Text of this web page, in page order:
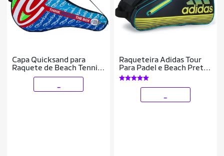
Capa Quicksand para
Raquete de Beach Tennis
Colors
Raqueteira Adidas Tour
Para Padel e Beach Preta
Amarela e Azul